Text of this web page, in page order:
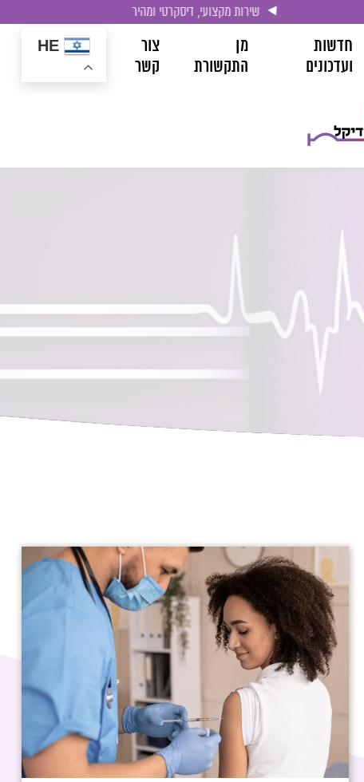
שירות מקצועי, דיסקרטי ומהיר
חדשות
ועדכונים
מן
התקשורת
צור
קשר
HE